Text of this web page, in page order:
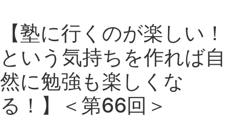
【塾に行くのが楽しい！
という気持ちを作れば自
然に勉強も楽しくな
る！】＜第66回＞